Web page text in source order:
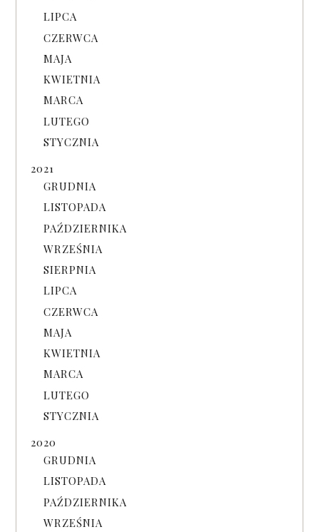
LIPCA
CZERWCA
MAJA
KWIETNIA
MARCA
LUTEGO
STYCZNIA
2021
GRUDNIA
LISTOPADA
PAŹDZIERNIKA
WRZEŚNIA
SIERPNIA
LIPCA
CZERWCA
MAJA
KWIETNIA
MARCA
LUTEGO
STYCZNIA
2020
GRUDNIA
LISTOPADA
PAŹDZIERNIKA
WRZEŚNIA